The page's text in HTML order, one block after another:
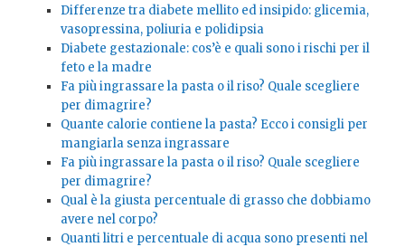
Differenze tra diabete mellito ed insipido: glicemia,
vasopressina, poliuria e polidipsia
Diabete gestazionale: cos’è e quali sono i rischi per il
feto e la madre
Fa più ingrassare la pasta o il riso? Quale scegliere
per dimagrire?
Quante calorie contiene la pasta? Ecco i consigli per
mangiarla senza ingrassare
Fa più ingrassare la pasta o il riso? Quale scegliere
per dimagrire?
Qual è la giusta percentuale di grasso che dobbiamo
avere nel corpo?
Quanti litri e percentuale di acqua sono presenti nel